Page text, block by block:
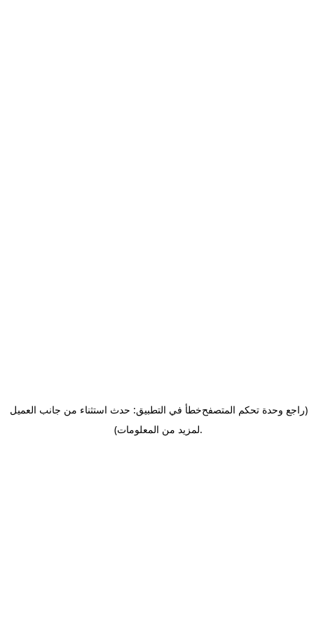
خطأ في التطبيق: حدث استثناء من جانب العميل(راجع وحدة تحكم المتصفح
لمزيد من المعلومات).